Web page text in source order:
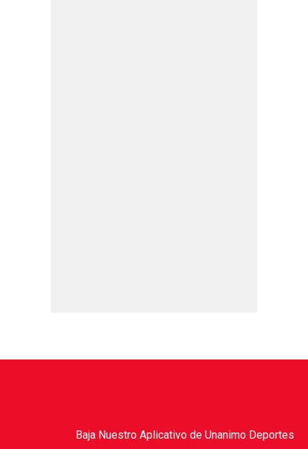
Baja Nuestro Aplicativo de Unanimo Deportes